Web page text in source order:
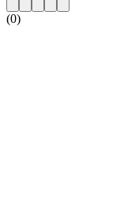
(0)